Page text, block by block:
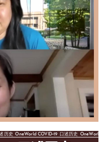
历史 OneWorld COVID-19 口述历史 OneWorld